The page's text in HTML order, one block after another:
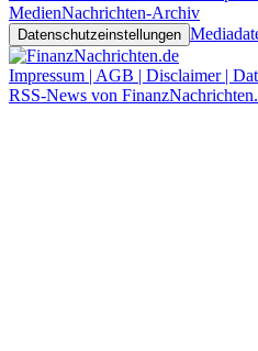
MedienNachrichten-Archiv
Datenschutzeinstellungen
Impressum | AGB | Disclaimer |
RSS-News von